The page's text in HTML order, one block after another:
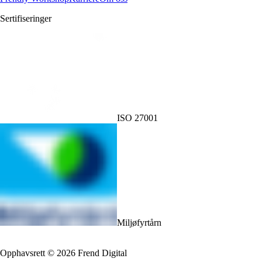
Sertifiseringer
ISO 27001
Miljøfyrtårn
Opphavsrett © 2026 Frend Digital